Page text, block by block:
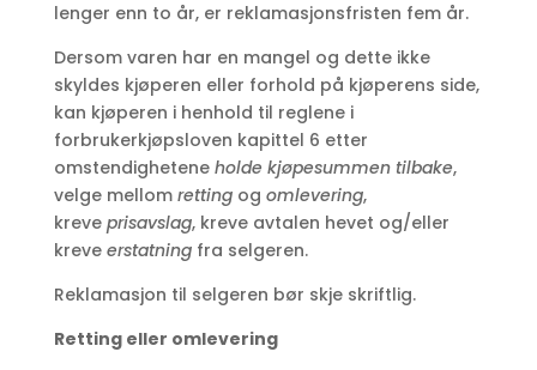
lenger enn to år, er reklamasjonsfristen fem år.
Dersom varen har en mangel og dette ikke
skyldes kjøperen eller forhold på kjøperens side,
kan kjøperen i henhold til reglene i
forbrukerkjøpsloven kapittel 6 etter
omstendighetene holde kjøpesummen tilbake,
velge mellom retting og omlevering,
kreve prisavslag, kreve avtalen hevet og/eller
kreve erstatning fra selgeren.
Reklamasjon til selgeren bør skje skriftlig.
Retting eller omlevering